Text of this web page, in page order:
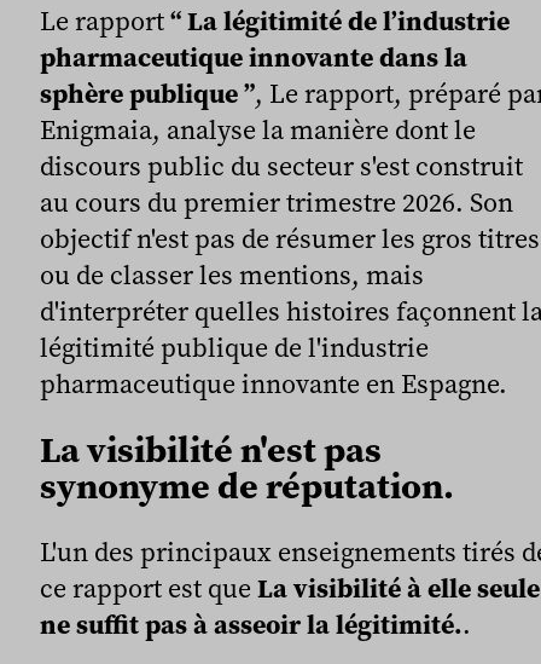
Le rapport“ La légitimité de l’industrie
pharmaceutique innovante dans la
sphère publique ”, Le rapport, préparé
Enigmaia, analyse la manière dont le
discours public du secteur s'est construit
au cours du premier trimestre 2026. Son
objectif n'est pas de résumer les gros titres
ou de classer les mentions, mais
d'interpréter quelles histoires façonnent
légitimité publique de l'industrie
pharmaceutique innovante en Espagne.
La visibilité n'est pas
synonyme de réputation.
L'un des principaux enseignements tirés
ce rapport est que La visibilité à elle seule
ne suffit pas à asseoir la légitimité..